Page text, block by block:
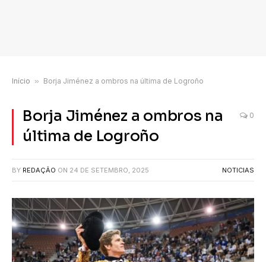
Início » Borja Jiménez a ombros na última de Logroño
Borja Jiménez a ombros na
última de Logroño
0
BY REDAÇÃO ON 24 DE SETEMBRO, 2025 NOTICIAS